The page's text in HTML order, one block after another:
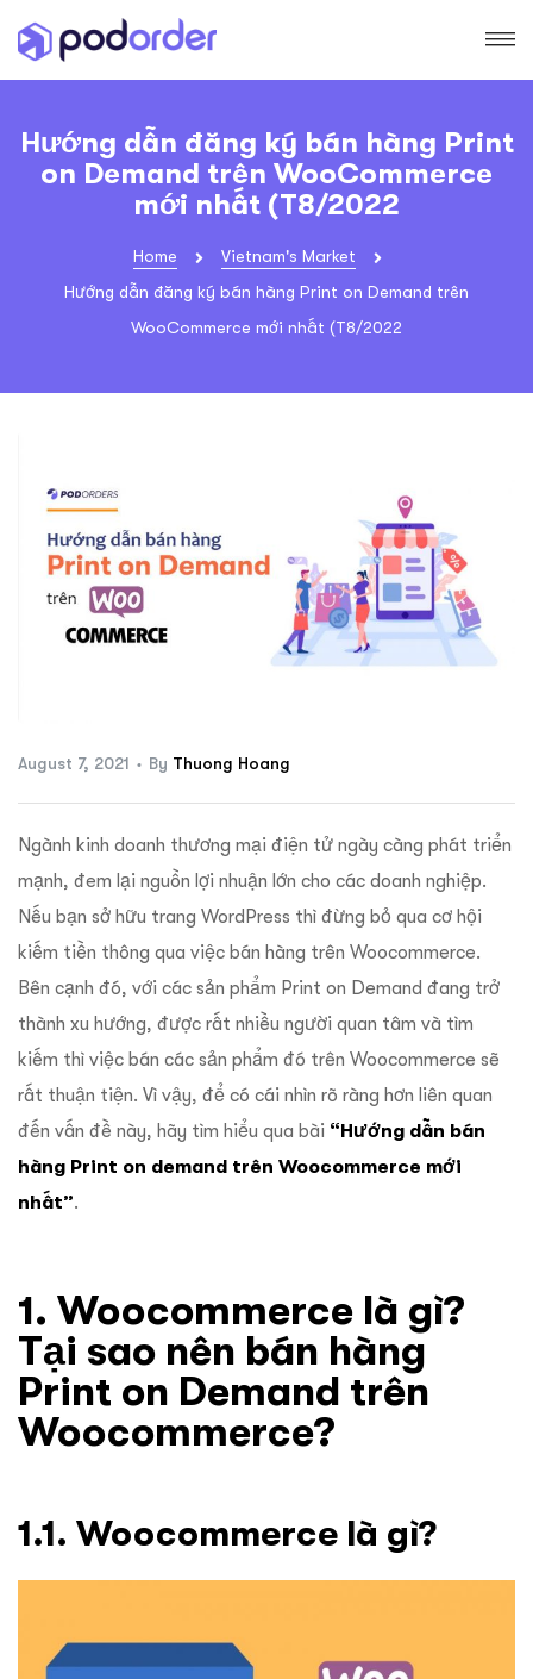
Hướng dẫn đăng ký bán hàng Print
on Demand trên WooCommerce
mới nhất (T8/2022
Home
Vietnam's Market
Hướng dẫn đăng ký bán hàng Print on Demand trên
WooCommerce mới nhất (T8/2022
August 7, 2021 By Thuong Hoang
Ngành kinh doanh thương mại điện tử ngày càng phát triển
mạnh, đem lại nguồn lợi nhuận lớn cho các doanh nghiệp.
Nếu bạn sở hữu trang WordPress thì đừng bỏ qua cơ hội
kiếm tiền thông qua việc bán hàng trên Woocommerce.
Bên cạnh đó, với các sản phẩm Print on Demand đang trở
thành xu hướng, được rất nhiều người quan tâm và tìm
kiếm thì việc bán các sản phẩm đó trên Woocommerce sẽ
rất thuận tiện. Vì vậy, để có cái nhìn rõ ràng hơn liên quan
đến vấn đề này, hãy tìm hiểu qua bài “Hướng dẫn bán
hàng Print on demand trên Woocommerce mới
nhất”.
1. Woocommerce là gì?
Tại sao nên bán hàng
Print on Demand trên
Woocommerce?
1.1. Woocommerce là gì?